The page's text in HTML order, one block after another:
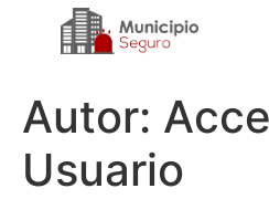
Autor:
Usuario